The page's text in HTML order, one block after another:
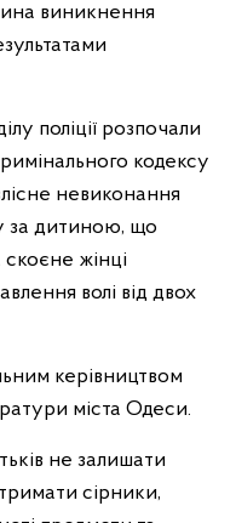
виникнення
поліції розпочали
кодексу
невиконання
за дитиною, що
жінці
волі від двох
керівництвом
міста Одеси.
не залишати
сірники,